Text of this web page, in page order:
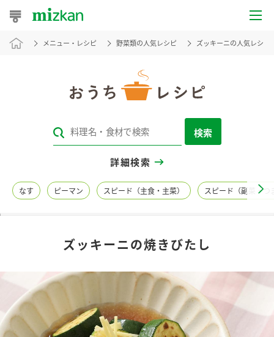
おうちレシピ
レシピカテゴリ一覧
レシピ名特集
商品情報
商品カテゴリ
酢 調味酢
新商品一覧
メニュー・レシピ 野菜類の人気レシピ ズッキーニの人気レシピ
検索
詳細検索
なす ピーマン スピード（主食・主菜） スピード（副菜・つ
ズッキーニの焼きびたし